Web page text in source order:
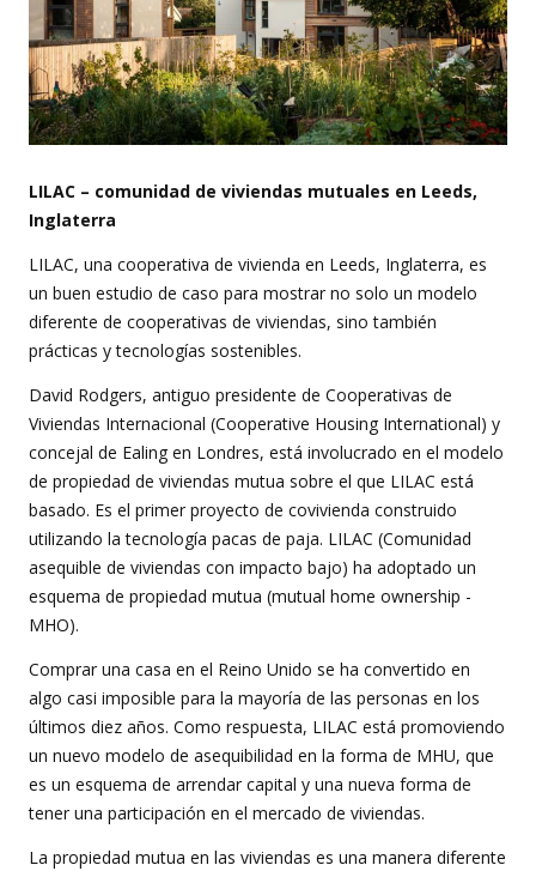
LILAC – comunidad de viviendas mutuales en Leeds,
Inglaterra
LILAC, una cooperativa de vivienda en Leeds, Inglaterra, es
un buen estudio de caso para mostrar no solo un modelo
diferente de cooperativas de viviendas, sino también
prácticas y tecnologías sostenibles.
David Rodgers, antiguo presidente de Cooperativas de
Viviendas Internacional (Cooperative Housing International) y
concejal de Ealing en Londres, está involucrado en el modelo
de propiedad de viviendas mutua sobre el que LILAC está
basado. Es el primer proyecto de covivienda construido
utilizando la tecnología pacas de paja. LILAC (Comunidad
asequible de viviendas con impacto bajo) ha adoptado un
esquema de propiedad mutua (mutual home ownership -
MHO).
Comprar una casa en el Reino Unido se ha convertido en
algo casi imposible para la mayoría de las personas en los
últimos diez años. Como respuesta, LILAC está promoviendo
un nuevo modelo de asequibilidad en la forma de MHU, que
es un esquema de arrendar capital y una nueva forma de
tener una participación en el mercado de viviendas.
La propiedad mutua en las viviendas es una manera diferente